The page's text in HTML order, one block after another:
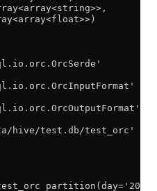
hive/test.db/test_orc'